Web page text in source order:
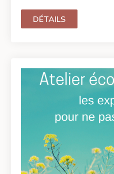
DÉTAILS